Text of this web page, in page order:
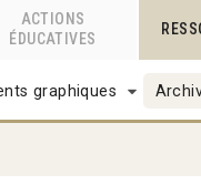
ACTIONS
ÉDUCATIVES
graphiques